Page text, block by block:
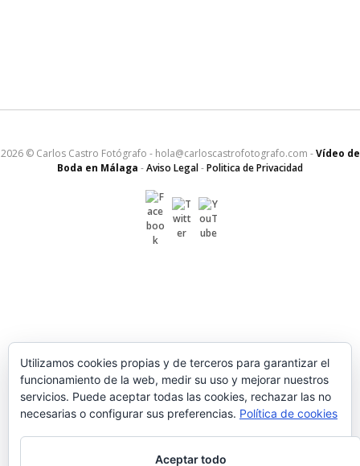
2026 © Carlos Castro Fotógrafo - hola@carloscastrofotografo.com -Vídeo de
Boda en Málaga -Aviso Legal-Politica de Privacidad
Utilizamos cookies propias y de terceros para garantizar el
funcionamiento de la web, medir su uso y mejorar nuestros
servicios. Puede aceptar todas las cookies, rechazar las no
necesarias o configurar sus preferencias. Política de cookies
Aceptar todo